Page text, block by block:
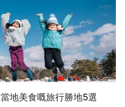
地美食嘅旅行勝地5選